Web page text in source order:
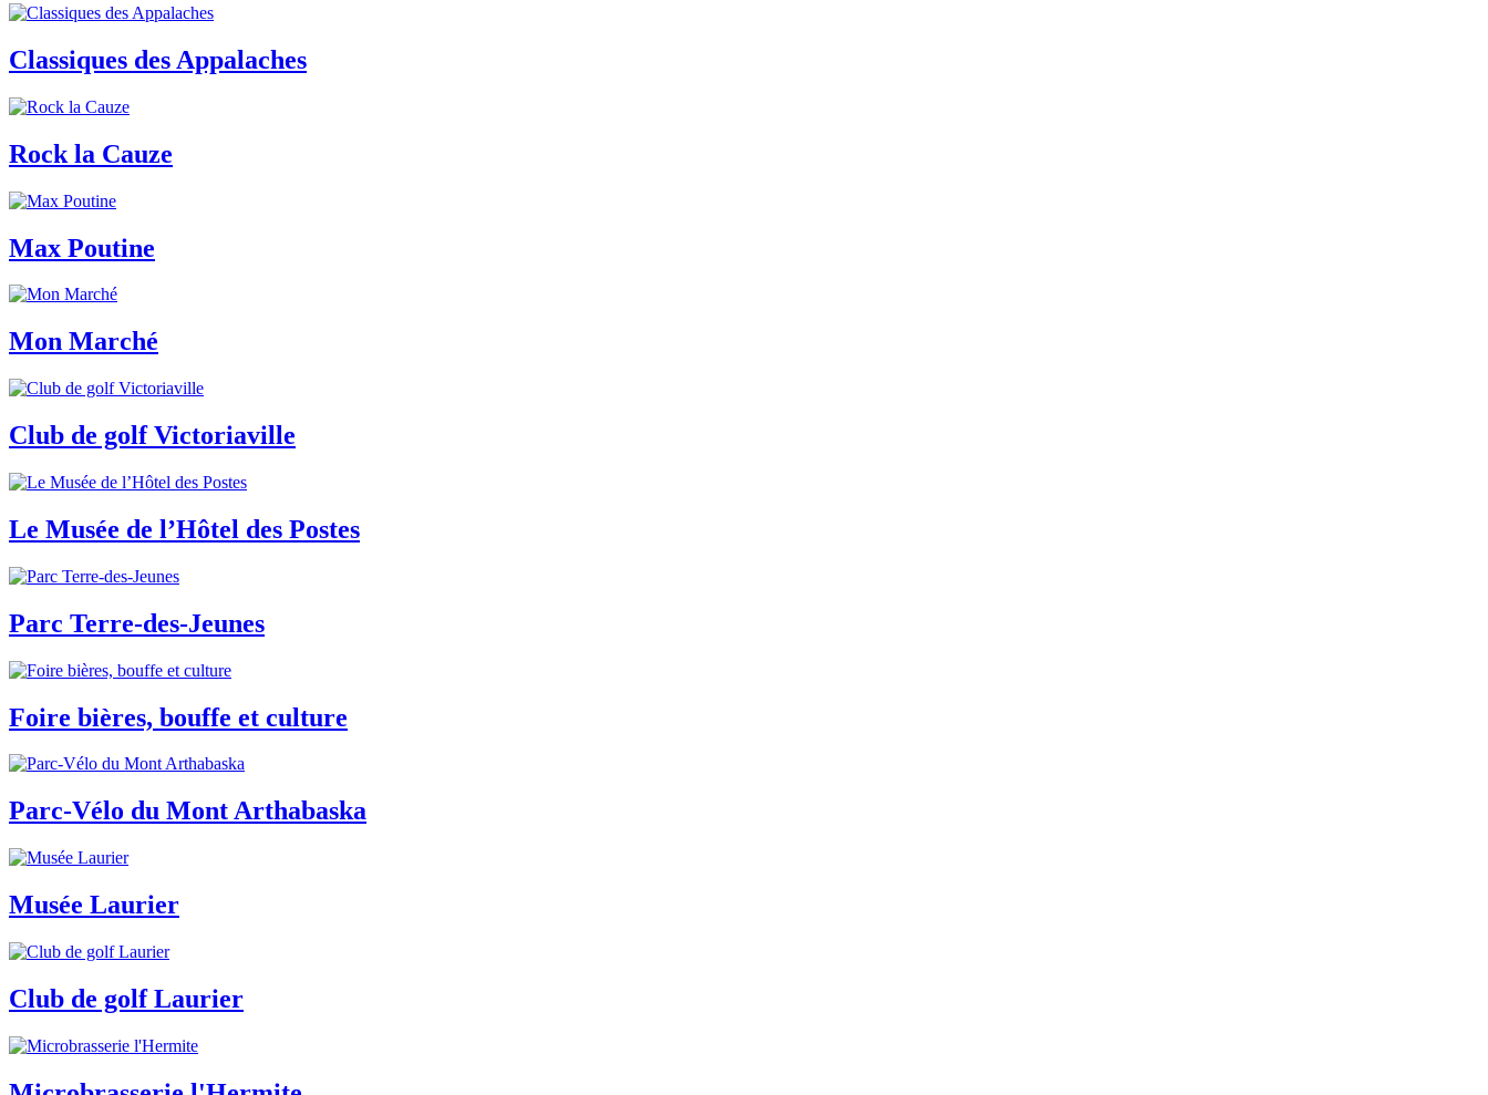
Classiques des Appalaches
Rock la Cauze
Max Poutine
Mon Marché
Club de golf Victoriaville
Le Musée de l’Hôtel des Postes
Parc Terre-des-Jeunes
Foire bières, bouffe et culture
Parc-Vélo du Mont Arthabaska
Musée Laurier
Club de golf Laurier